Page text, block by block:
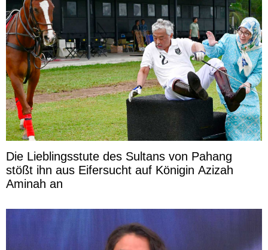
Die Lieblingsstute des Sultans von Pahang
stößt ihn aus Eifersucht auf Königin Azizah
Aminah an